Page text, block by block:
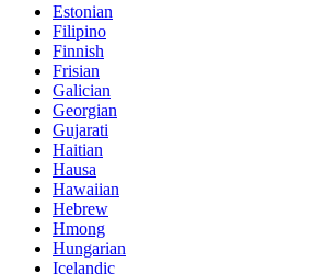
Estonian
Filipino
Finnish
Frisian
Galician
Georgian
Gujarati
Haitian
Hausa
Hawaiian
Hebrew
Hmong
Hungarian
Icelandic